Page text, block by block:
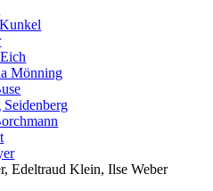
Mönning
Klein, Ilse Weber